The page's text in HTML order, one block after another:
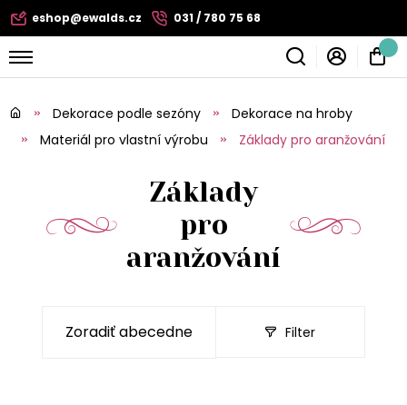
eshop@ewalds.cz 031 / 780 75 68
Dekorace podle sezóny
Dekorace na hroby
Materiál pro vlastní výrobu
Základy pro aranžování
Základy
pro
aranžování
Filter